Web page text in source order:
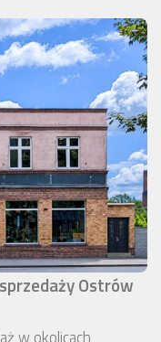
Ostrów